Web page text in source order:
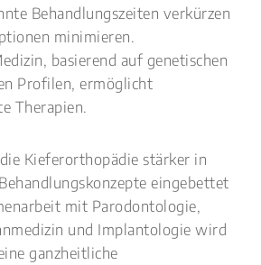
Behandlungszeiten verkürzen
minimieren.
basierend auf genetischen
Profilen, ermöglicht
Therapien.
Kieferorthopädie stärker in
eingebettet
mit Parodontologie,
und Implantologie wird
ganzheitliche